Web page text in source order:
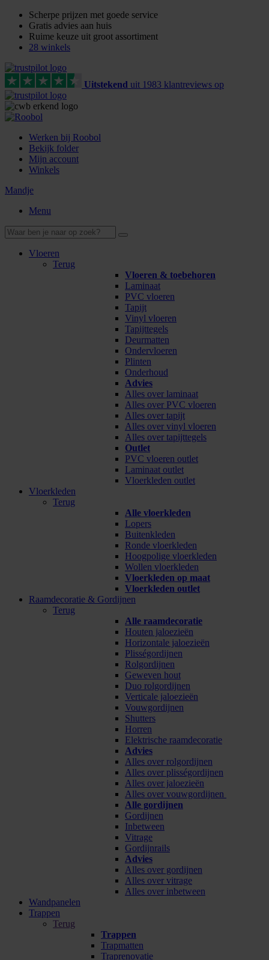
Scherpe prijzen met goede service
Gratis advies aan huis
Ruime keuze uit groot assortiment
28 winkels
Uitstekend uit 1983 klantreviews op
Werken bij Roobol
Bekijk folder
Mijn account
Winkels
Mandje
Menu
Vloeren
Terug
Vloeren & toebehoren
Laminaat
PVC vloeren
Tapijt
Vinyl vloeren
Tapijttegels
Deurmatten
Ondervloeren
Plinten
Onderhoud
Advies
Alles over laminaat
Alles over PVC vloeren
Alles over tapijt
Alles over vinyl vloeren
Alles over tapijttegels
Outlet
PVC vloeren outlet
Laminaat outlet
Vloerkleden outlet
Vloerkleden
Terug
Alle vloerkleden
Lopers
Buitenkleden
Ronde vloerkleden
Hoogpolige vloerkleden
Wollen vloerkleden
Vloerkleden op maat
Vloerkleden outlet
Raamdecoratie & Gordijnen
Terug
Alle raamdecoratie
Houten jaloezieën
Horizontale jaloezieën
Plisségordijnen
Rolgordijnen
Geweven hout
Duo rolgordijnen
Verticale jaloezieën
Vouwgordijnen
Shutters
Horren
Elektrische raamdecoratie
Advies
Alles over rolgordijnen
Alles over plisségordijnen
Alles over jaloezieën
Alles over vouwgordijnen
Alle gordijnen
Gordijnen
Inbetween
Vitrage
Gordijnrails
Advies
Alles over gordijnen
Alles over vitrage
Alles over inbetween
Wandpanelen
Trappen
Terug
Trappen
Trapmatten
Traprenovatie